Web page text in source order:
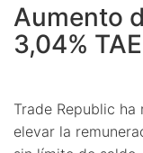
Aumento
3,04%
Trade Republic
elevar la